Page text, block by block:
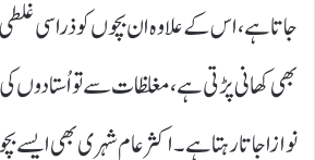
جاتا ہے، اس کے علاوہ ان بچوں کو ذرا سی غلطی
بھی کھانی پڑتی ہے، مغلظات سے تو
نوازا جاتا رہتا ہے۔ اکثر عام شہری بھی